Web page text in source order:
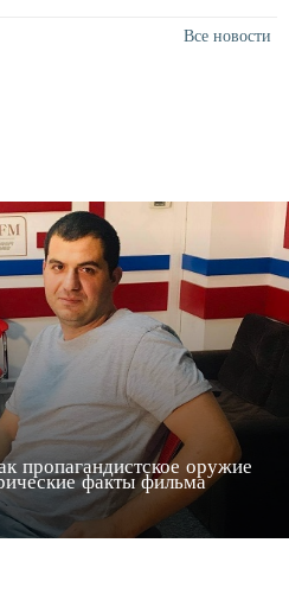
Все новости
пропагандистское оружие
факты фильма